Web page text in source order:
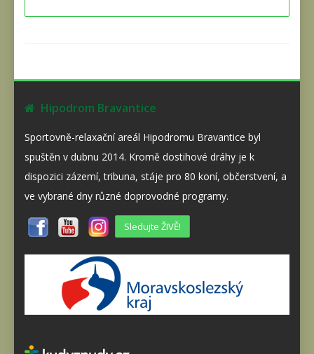
Hipodrom Bravantice
Sportovně-relaxační areál Hipodromu Bravantice byl
spuštěn v dubnu 2014. Kromě dostihové dráhy je k
dispozici zázemí, tribuna, stáje pro 80 koní, občerstvení, a
ve vybrané dny různé doprovodné programy.
Sledujte ŽIVĚ!